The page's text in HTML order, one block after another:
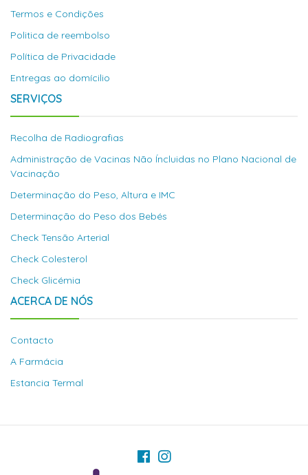
Termos e Condições
Politica de reembolso
Política de Privacidade
Entregas ao domícilio
SERVIÇOS
Recolha de Radiografias
Administração de Vacinas Não Íncluidas no Plano Nacional de
Vacinação
Determinação do Peso, Altura e IMC
Determinação do Peso dos Bebés
Check Tensão Arterial
Check Colesterol
Check Glicémia
ACERCA DE NÓS
Contacto
A Farmácia
Estancia Termal